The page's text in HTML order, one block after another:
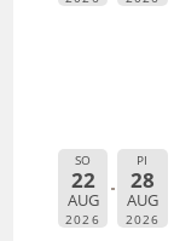
SO
22
AUG
2026
PI
28
AUG
2026